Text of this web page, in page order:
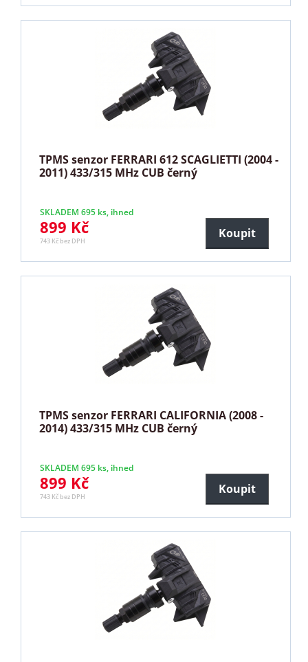
TPMS senzor FERRARI 612 SCAGLIETTI (2004 -
2011) 433/315 MHz CUB černý
SKLADEM 695 ks, ihned
899 Kč
743 Kč bez DPH
Koupit
TPMS senzor FERRARI CALIFORNIA (2008 -
2014) 433/315 MHz CUB černý
SKLADEM 695 ks, ihned
899 Kč
743 Kč bez DPH
Koupit